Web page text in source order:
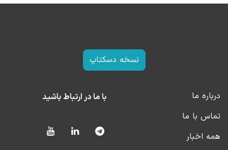
نسخه دسکتاپ
درباره ما
تماس با ما
همه اخبار
با ما در ارتباط باشید